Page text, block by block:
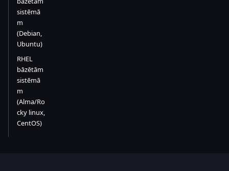
sistēmā
m
(Debian,
Ubuntu)
RHEL
bāzētām
sistēmā
m
(Alma/Ro
cky linux,
CentOS)